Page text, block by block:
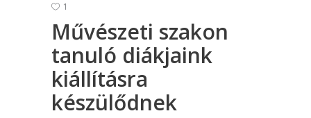
1
Művészeti szakon
tanuló diákjaink
kiállításra
készülődnek